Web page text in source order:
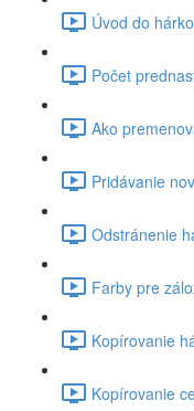
Úvod do
Počet
Ako
Pridávanie
Odstránenie
Farby pre
Kopírovanie
Kopírovanie